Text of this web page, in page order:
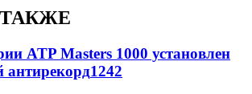
ATP Masters 1000 установлен
1242